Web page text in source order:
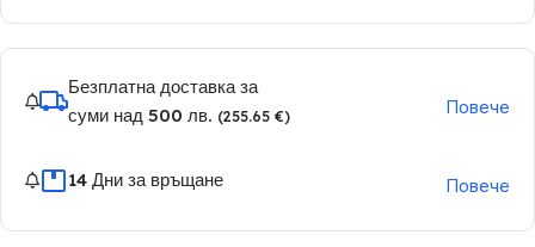
Безплатна доставка за
суми над 500 лв. (255.65 €) Повече
14 Дни за връщане Повече